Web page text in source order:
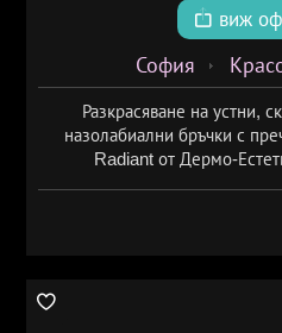
виж
София
Разкрасяване на устни,
назолабиални бръчки с
Radiant от Дермо-